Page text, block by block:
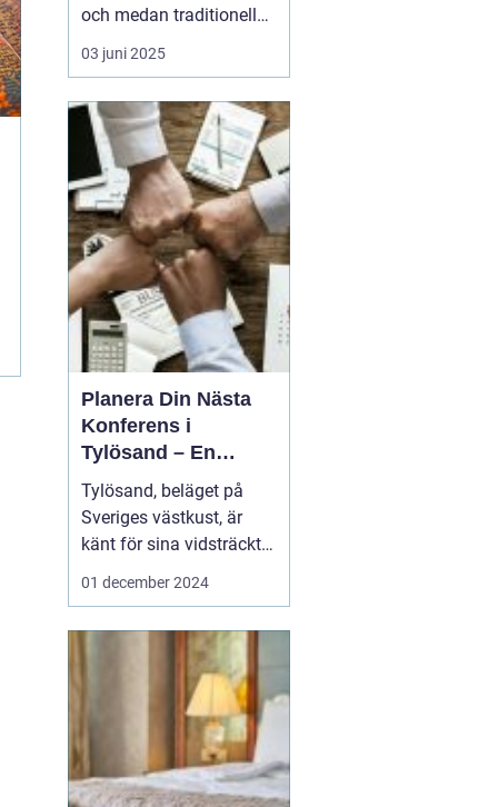
och medan traditionella
resor kan bjuda på
avkoppling och vila,
temaresor en unik
möjlighet att fördjupa
sig i specifika intressen
eller aktiviteter. De...
03 juni 2025
Planera Din Nästa
Konferens i
Tylösand – En
Oslagbar
Upplevelse
Tylösand, beläget på
Sveriges västkust, är
känt för sina vidsträckta
stränder, idylliska natur
semesterfirare. Men
bortom sanddynerna
och det friska
01 december 2024